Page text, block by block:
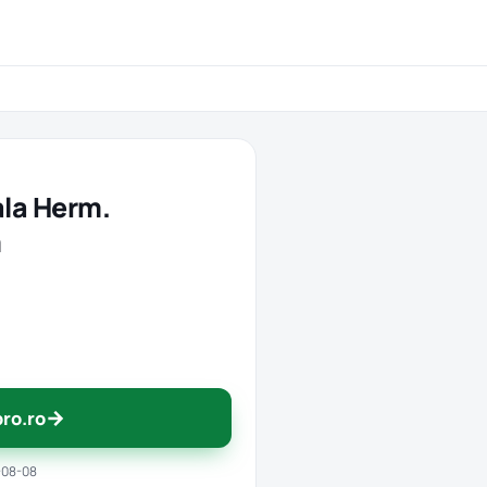
Herm.
→
08